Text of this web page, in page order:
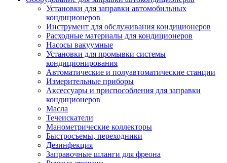
Установки для заправки автомобильных
кондиционеров
Инструмент для обслуживания кондиционеров
Расходные материалы для кондиционеров
Насосы вакуумные
Установки для промывки системы
кондиционирования
Автоматические и полуавтоматические станции
Измерительные приборы
Аксессуары и приспособления для заправки
кондиционеров
Масла
Течеискатели
Манометрические коллекторы
Быстросъемы, переходники
Дезинфекция
Заправочные шланги для фреона